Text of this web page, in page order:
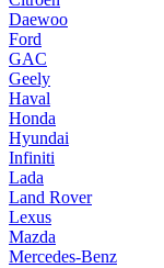
Daewoo
Ford
GAC
Geely
Haval
Honda
Hyundai
Infiniti
Lada
Land Rover
Lexus
Mazda
Mercedes-Benz